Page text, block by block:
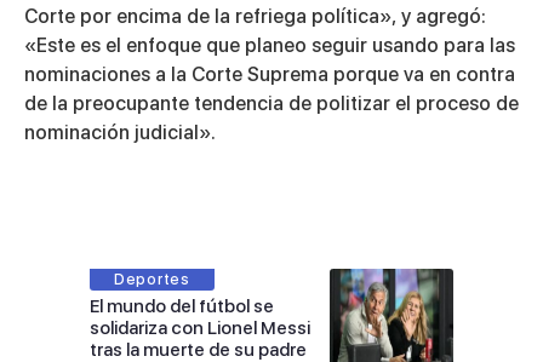
Corte por encima de la refriega política», y agregó:
«Este es el enfoque que planeo seguir usando para las
nominaciones a la Corte Suprema porque va en contra
de la preocupante tendencia de politizar el proceso de
nominación judicial».
Deportes
El mundo del fútbol se
solidariza con Lionel Messi
tras la muerte de su padre